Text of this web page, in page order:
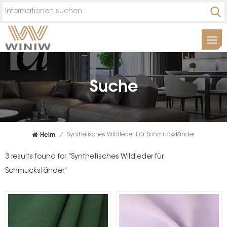
Suche
Heim / Synthetisches Wildleder Für Schmuckständer
3 results found for "Synthetisches Wildleder für
Schmuckständer"